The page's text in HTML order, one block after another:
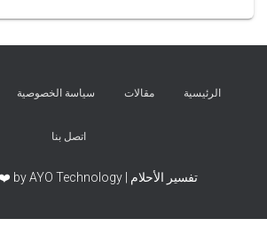
الرئيسية مقالات سياسة الخصوصية
اتصل بنا
تفسير الأحلام | Made with ❤️ by AYO Technology